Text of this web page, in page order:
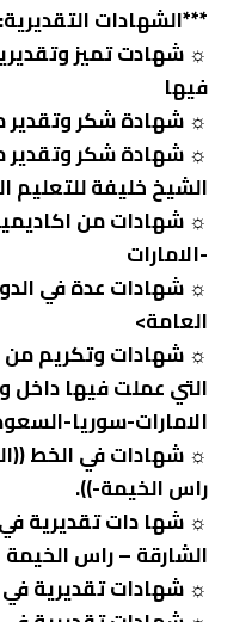
***الشهادات التقديرية:
☼ شهادت تميز
فيها
☼ شهادة شكر
☼ شهادة شكر وتقدير
الشيخ خليفة للتعليم
☼ شهادات من
-الامارات
☼ شهادات عدة في
العامة>
☼ شهادات وتكريم
التي عملت فيها داخل
الامارات-سوريا-
☼ شهادات في الخط
راس الخيمة-)).
☼ شها دات تقديرية
الشارقة – راس
☼ شهادات تقديرية في